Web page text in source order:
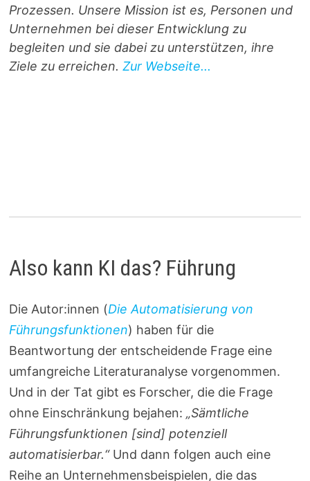
Prozessen. Unsere Mission ist es, Personen und
Unternehmen bei dieser Entwicklung zu
begleiten und sie dabei zu unterstützen, ihre
Ziele zu erreichen.Zur Webseite...
Also kann KI das? Führung
Die Autor:innen (Die Automatisierung von
Führungsfunktionen) haben für die
Beantwortung der entscheidende Frage eine
umfangreiche Literaturanalyse vorgenommen.
Und in der Tat gibt es Forscher, die die Frage
ohne Einschränkung bejahen:„Sämtliche
Führungsfunktionen [sind] potenziell
automatisierbar.“ Und dann folgen auch eine
Reihe an Unternehmensbeispielen, die das